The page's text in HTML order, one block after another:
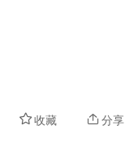
收藏 分享